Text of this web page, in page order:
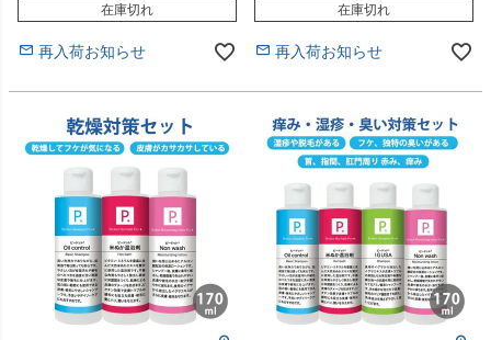
在庫切れ
再入荷お知らせ
在庫切れ
再入荷お知らせ